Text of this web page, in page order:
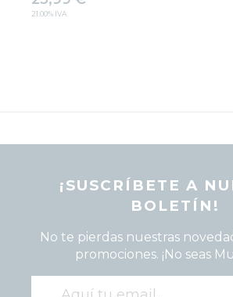
21.00% IVA
¡SUSCRÍBETE A
BOLETÍN!
No te pierdas nuestras
promociones. ¡No seas
Confirmar tus preferencias
pulsa:BLOQUEAR COOKIES